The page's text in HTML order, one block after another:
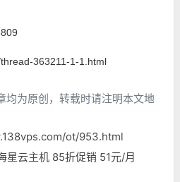
363211-1-1.html
均为原创，转载时请注明本文地
ot/953.html
星云主机 85折促销 51元/月